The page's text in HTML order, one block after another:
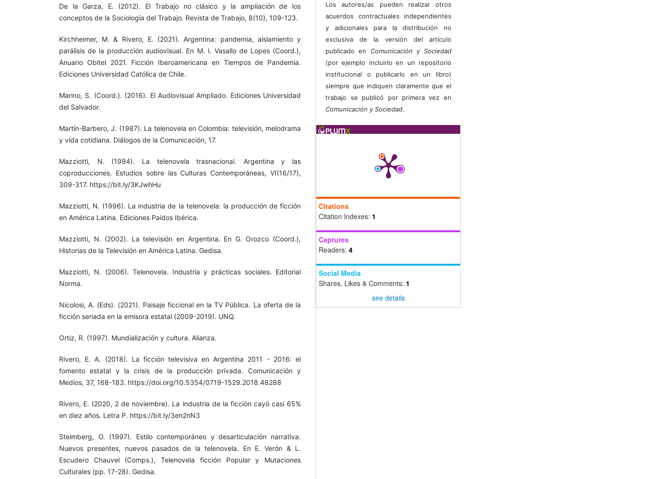
De la Garza, E. (2012). El Trabajo no clásico y la ampliación de los
conceptos de la Sociología del Trabajo. Revista de Trabajo, 8(10), 109-123.
Kirchheimer, M. & Rivero, E. (2021). Argentina: pandemia, aislamiento y
parálisis de la producción audiovisual. En M. I. Vasallo de Lopes (Coord.),
Anuario Obitel 2021. Ficción Iberoamericana en Tiempos de Pandemia.
Ediciones Universidad Católica de Chile.
Marino, S. (Coord.). (2016). El Audiovisual Ampliado. Ediciones Universidad
del Salvador.
Martín-Barbero, J. (1987). La telenovela en Colombia: televisión, melodrama
y vida cotidiana. Diálogos de la Comunicación, 17.
Mazziotti, N. (1994). La telenovela trasnacional. Argentina y las
coproducciones. Estudios sobre las Culturas Contemporáneas, VI(16/17),
309-317. https://bit.ly/3KJwhHu
Mazziotti, N. (1996). La industria de la telenovela: la producción de ficción
en América Latina. Ediciones Paidos Ibérica.
Mazziotti, N. (2002). La televisión en Argentina. En G. Orozco (Coord.),
Historias de la Televisión en América Latina. Gedisa.
Mazziotti, N. (2006). Telenovela. Industria y prácticas sociales. Editorial
Norma.
Nicolosi, A. (Eds). (2021). Paisaje ficcional en la TV Pública. La oferta de la
ficción seriada en la emisora estatal (2009-2019). UNQ.
Ortiz, R. (1997). Mundialización y cultura. Alianza.
Rivero, E. A. (2018). La ficción televisiva en Argentina 2011 - 2016: el
fomento estatal y la crisis de la producción privada. Comunicación y
Medios, 37, 168-183. https://doi.org/10.5354/0719-1529.2018.48288
Rivero, E. (2020, 2 de noviembre). La industria de la ficción cayó casi 65%
en diez años. Letra P. https://bit.ly/3en2nN3
Steimberg, O. (1997). Estilo contemporáneo y desarticulación narrativa.
Nuevos presentes, nuevos pasados de la telenovela. En E. Verón & L.
Escudero Chauvel (Comps.), Telenovela ficción Popular y Mutaciones
Culturales (pp. 17-28). Gedisa.
Los autores/as pueden realizar otros
acuerdos contractuales independientes
y adicionales para la distribución no
exclusiva de la versión del artículo
publicado en Comunicación y Sociedad
(por ejemplo incluirlo en un repositorio
institucional o publicarlo en un libro)
siempre que indiquen claramente que el
trabajo se publicó por primera vez en
Comunicación y Sociedad.
Citations
Citation Indexes: 1
Captures
Readers: 4
Social Media
Shares, Likes & Comments: 1
see details